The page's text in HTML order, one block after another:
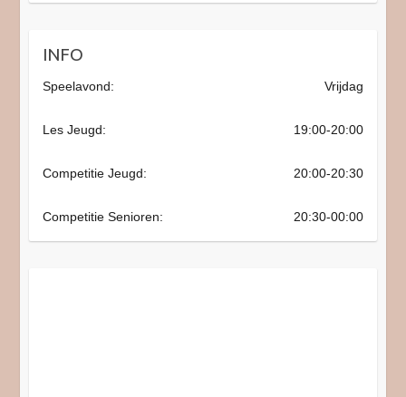
INFO
Speelavond: Vrijdag
Les Jeugd: 19:00-20:00
Competitie Jeugd: 20:00-20:30
Competitie Senioren: 20:30-00:00